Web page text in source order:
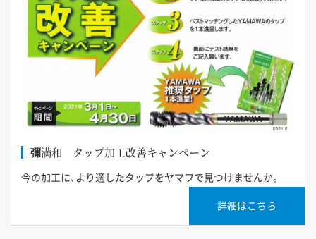
彌満和 タップ加工改善キャンペーン
今の加工に､より適したタップをヤマワで見つけませんか。
詳細はこちら